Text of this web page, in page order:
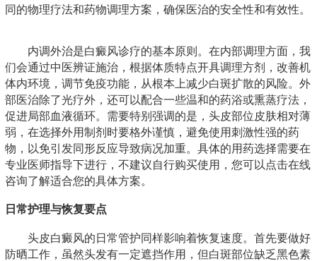
同的物理疗法和药物调理方案，确保医治的安全性和有效性。
内调外治是白癜风诊疗的基本原则。在内部调理方面，我
们会通过中医辨证施治，根据体质特点开具调理方剂，改善机
体内环境，调节免疫功能，从根本上减少白斑扩散的风险。外
部医治除了光疗外，还可以配合一些温和的药浴或熏蒸疗法，
促进局部血液循环。需要特别强调的是，头皮部位皮肤相对薄
弱，在选择外用制剂时要格外谨慎，避免使用刺激性强的药
物，以免引发同形反应导致病况加重。具体的用药选择需要在
专业医师指导下进行，不建议自行购买使用，您可以点击在线
咨询了解适合您的具体方案。
日常护理与恢复要点
头皮白癜风的日常管护同样影响着恢复速度。首先要做好
防晒工作，虽然头发有一定遮挡作用，但白斑部位缺乏黑色素